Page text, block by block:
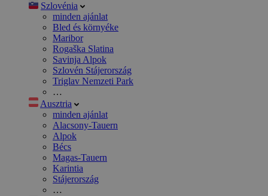
Szlovénia
minden ajánlat
Bled és környéke
Maribor
Rogaška Slatina
Savinja Alpok
Szlovén Stájerország
Triglav Nemzeti Park
…
Ausztria
minden ajánlat
Alacsony-Tauern
Alpok
Bécs
Magas-Tauern
Karintia
Stájerország
…